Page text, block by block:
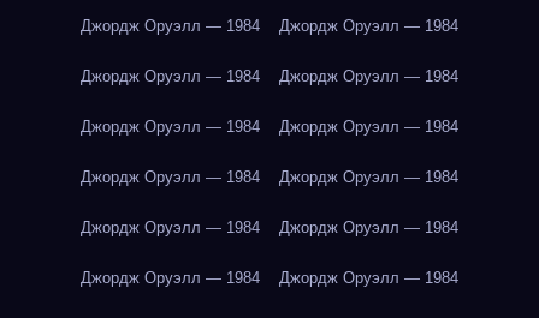
Джордж Оруэлл — 1984 Джордж Оруэлл — 1984
Джордж Оруэлл — 1984 Джордж Оруэлл — 1984
Джордж Оруэлл — 1984 Джордж Оруэлл — 1984
Джордж Оруэлл — 1984 Джордж Оруэлл — 1984
Джордж Оруэлл — 1984 Джордж Оруэлл — 1984
Джордж Оруэлл — 1984 Джордж Оруэлл — 1984